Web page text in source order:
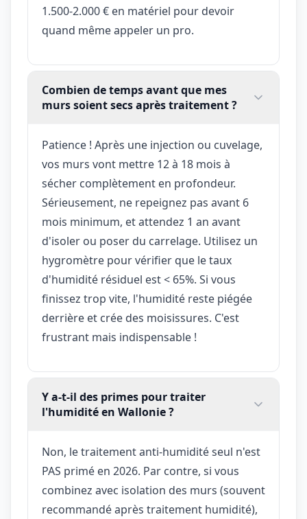
1.500-2.000 € en matériel pour devoir
quand même appeler un pro.
Combien de temps avant que mes
murs soient secs après traitement ?
Patience ! Après une injection ou cuvelage,
vos murs vont mettre 12 à 18 mois à
sécher complètement en profondeur.
Sérieusement, ne repeignez pas avant 6
mois minimum, et attendez 1 an avant
d'isoler ou poser du carrelage. Utilisez un
hygromètre pour vérifier que le taux
d'humidité résiduel est < 65%. Si vous
finissez trop vite, l'humidité reste piégée
derrière et crée des moisissures. C'est
frustrant mais indispensable !
Y a-t-il des primes pour traiter
l'humidité en Wallonie ?
Non, le traitement anti-humidité seul n'est
PAS primé en 2026. Par contre, si vous
combinez avec isolation des murs (souvent
recommandé après traitement humidité),